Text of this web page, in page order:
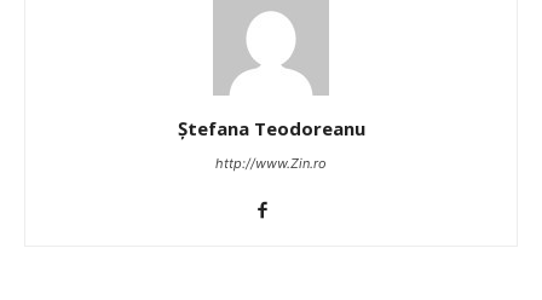
Ștefana Teodoreanu
http://www.Zin.ro